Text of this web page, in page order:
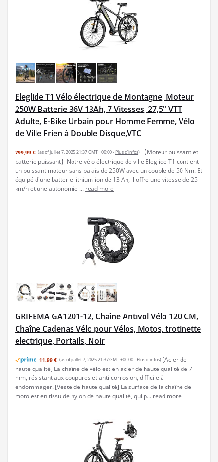
Eleglide T1 Vélo électrique de Montagne, Moteur
250W Batterie 36V 13Ah, 7 Vitesses, 27,5" VTT
Adulte, E-Bike Urbain pour Homme Femme, Vélo
de Ville Frien à Double Disque,VTC
799,99 € (as of juillet 7, 2025 21:37 GMT +00:00 - Plus d’infos)
【Moteur puissant et
batterie puissant】Notre vélo électrique de ville Eleglide T1 contient
un puissant moteur sans balais de 250W avec un couple de 50 Nm. Et
équipé d'une batterie lithium-ion de 13 Ah, il offre une vitesse de 25
km/h et une autonomie ... read more
GRIFEMA GA1201-12, Chaîne Antivol Vélo 120 CM,
Chaîne Cadenas Vélo pour Vélos, Motos, trotinette
electrique, Portails, Noir
11,99 € (as of juillet 7, 2025 21:37 GMT +00:00 - Plus d’infos) [Acier de
haute qualité] La chaîne de vélo est en acier de haute qualité de 7
mm, résistant aux coupures et anti-corrosion, difficile à
endommager. [Veste de haute qualité] La surface de la chaîne de
moto est en tissu de nylon de haute qualité, qui p... read more